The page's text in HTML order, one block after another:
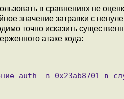
в сравнениях не
значение затравки c
точно исказить
атаке кода: